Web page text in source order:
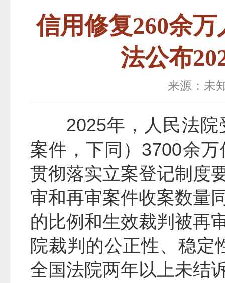
信用修复260余
法公布
来源：未
2025年，人民法
案件，下同）3700余
贯彻落实立案登记制度
审和再审案件收案数量
的比例和生效裁判被再
院裁判的公正性、稳定
全国法院两年以上未结